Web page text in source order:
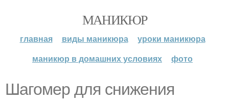
МАНИКЮР
главная виды маникюра
уроки маникюра
маникюр в домашних условиях
фото
Шагомер для снижения